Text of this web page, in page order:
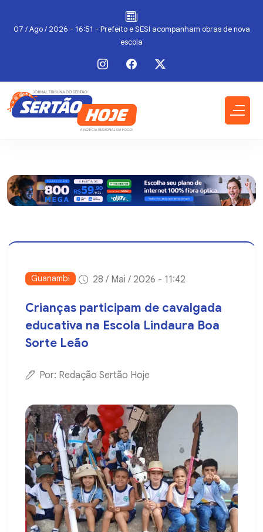
07 / Ago / 2026 - 16:51 - Prefeito e SESI acompanham obras de nova
escola
Guanambi 28 / Mai / 2026 - 11:42
Crianças participam de cavalgada
educativa na Escola Lindaura Boa
Sorte Leão
Por: Redação Sertão Hoje